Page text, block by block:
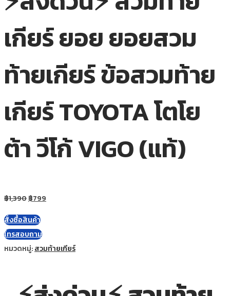
เกียร์ ยอย ยอยสวม
ท้ายเกียร์ ข้อสวมท้าย
เกียร์ TOYOTA โตโย
ต้า วีโก้ VIGO (แท้)
฿1,390฿799
สั่งซื้อสินค้า
โทรสอบถาม
หมวดหมู่:สวมท้ายเกียร์